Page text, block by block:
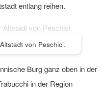
entlang reihen.
von Peschici.
Burg ganz oben in der
in der Region